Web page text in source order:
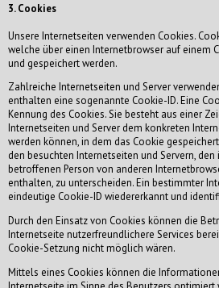
3. Cookies
Unsere Internetseiten verwenden Cookies.
welche über einen Internetbrowser auf einem
und gespeichert werden.
Zahlreiche Internetseiten und Server
enthalten eine sogenannte Cookie-ID. Eine
Kennung des Cookies. Sie besteht aus einer
Internetseiten und Server dem konkreten
werden können, in dem das Cookie
den besuchten Internetseiten und Servern,
betroffenen Person von anderen
enthalten, zu unterscheiden. Ein bestimmter
eindeutige Cookie-ID wiedererkannt und
Durch den Einsatz von Cookies können die
Internetseite nutzerfreundlichere Services
Cookie-Setzung nicht möglich wären.
Mittels eines Cookies können die